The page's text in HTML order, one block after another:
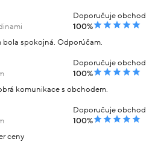
Doporučuje obchod
100%
bola spokojná. Odporúčam.
Doporučuje obchod
100%
komunikace s obchodem.
Doporučuje obchod
100%
ceny